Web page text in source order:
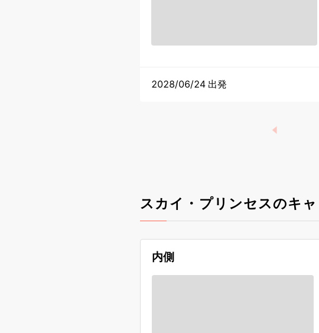
2028/06/24 出発
スカイ・プリンセスのキ
内側